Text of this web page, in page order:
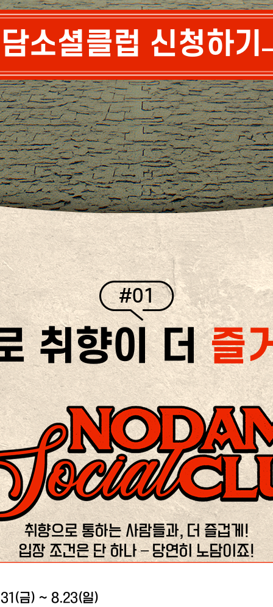
소셜클럽 신청하기
#01
취향이 더즐
취향으로 통하는 사람들과, 더 즐겁게!
입장 조건은 단 하나 – 당연히 노담이죠!
금) ~ 8.23(일)